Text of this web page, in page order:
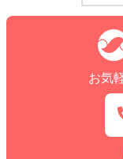
お気